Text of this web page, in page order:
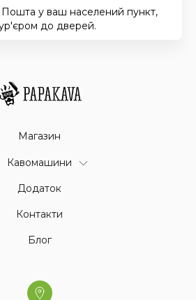
у ваш населений пункт,
до дверей.
Магазин
Кавомашини
Додаток
Контакти
Блог